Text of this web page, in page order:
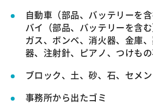
自動車（部品、バッテリーを
バイ（部品、バッテリーを含
ガス、ボンベ、消火器、金庫
器、注射針、ピアノ、つけも
ブロック、土、砂、石、セメ
事務所から出たゴミ